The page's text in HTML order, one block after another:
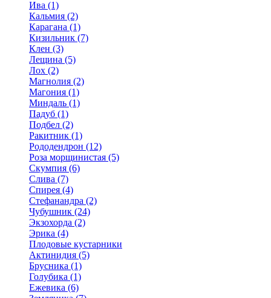
Ива (1)
Кальмия (2)
Карагана (1)
Кизильник (7)
Клен (3)
Лещина (5)
Лох (2)
Магнолия (2)
Магония (1)
Миндаль (1)
Падуб (1)
Подбел (2)
Ракитник (1)
Рододендрон (12)
Роза морщинистая (5)
Скумпия (6)
Слива (7)
Спирея (4)
Стефанандра (2)
Чубушник (24)
Экзохорда (2)
Эрика (4)
Плодовые кустарники
Актинидия (5)
Брусника (1)
Голубика (1)
Ежевика (6)